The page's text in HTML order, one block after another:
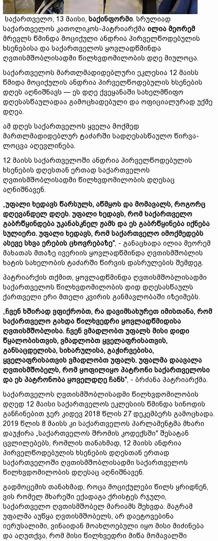
საქართველო, 13 მაისი, საქინფორმი. სრულიად
საქართველოს კათოლიკოს-პატრიარქმა ილია მეორემ
მრევლს წმინდა მოციქული ანდრია პირველწოდებულის
ხსენებისა და საქართველოს ყოვლადწმინდა
ღვთისმშობლისადმი წილხვდომილობის დღე მიულოცა.
საქართველოს მართლმადიდებლური ეკლესია 12 მაისს
წმიდა მოციქულის ანდრია პირველწოდებულის ხსენების
დღეს აღნიშნავს — ეს დღე ქვეყანაში სახელმწიფო
დღესასწაულადაა გამოცხადებული და ოფიციალურად უქმე
დღეა.
ამ დღეს საქართველოს ყველა მოქმედ
მართლმადიდებლურ ტაძარში სადღესასწაულო წირვა-
ლოცვა აღევლინება.
12 მაისს საქართველოში ანდრია პირველწოდებულის
ხსენების დღესთან ერთად საქართველოს
ღვთისმშობლისადმი წილხვდომილობის დღესაც
აღნიშნავენ.
„უფალი ხედავს წარსულს, აწმყოს და მომავალს, როგორც
დღევანდელ დღეს. უფალი ხედავს, რომ საქართველო
გაბრწყინდება უკანასკნელ ჟამს და ეს გაბრწყინება იქნება
სულიერი. უფალი ხედავს, რომ საქართველო იმოქმედებს
ასევე სხვა ერების ცხოვრებაზე“, - განაცხადა ილია მეორემ
მახათას მთაზე ივერიის ყოვლადწმინდა ღვთისმშობლის
ხატის სახელობის ტაძარში წირვის დასრულების შემდეგ.
პატრიარქის თქმით, ყოვლადწმინდა ღვთისმშობლისადმი
საქართველოს წილხვდომილობის დიდ დღესასწაულს
ქართველი ერი მთელი კვირის განმავლობაში იზეიმებს.
„ჩვენ ხშირად ვფიქრობთ, რა დავიმსახურეთ იმისთანა, რომ
საქართველო გახდა წილხვედრი ყოვლადწმიდისა
ღვთისმშობლისა. ჩვენ ვმადლობთ უფალს მისი დიდი
წყალობისთვის, ვმადლობთ ყველაფრისათვის,
განსაცდელისა, სიხარულისა, გაჭირვებისა,
ყველაფრისათვის ვმადლობთ უფალს. უფალმა დაავალა
ღვთისმშობელს, რომ ყოფილიყო პატრონი საქართველოსი
და ეს პატრონობა ყოველდღე ჩანს“, - ბრძანა პატრიარქმა.
საქართველოს ღვთისმშობლისადმი წილხვდომილობის
დღედ 12 მაისი საქართველოს ეკლესიის წმინდა სინოდის
განჩინებით ჯერ კიდევ 2018 წლის 27 დეკემბერს გამოცხადა.
2019 წლის 8 მაისს კი საქართველოს პარლამენტმა მხარი
დაუჭირა „საქართველოს შრომის კოდექსში" შესატან
ცვლილებებს, რომლის თანახმად, 12 მაისს ანდრია
პირველწოდებულის ხსენების დღესთან ერთად
საქართველოში ღვთისმშობლისადმი საქართველოს
წილხვდომილობის დღესაც აღნიშნავენ.
გადმოცემის თანახმად, როცა მოციქულები წილს ყრიდნენ,
ვის რომელ მხარეში ექადაგა ქრისტეს რჯული,
საქართველო ღვთისმშობელ მარიამს შეხვდა. მაგრამ
უფალმა აუწყა ღვთისმშობელს, არ დაეტოვებინა
იერუსალიმი, ვინაიდან მოახლოებული იყო მისი მიძინება
და აღუთქვა, რომ მისი წილხვედრი მიწა მომავალში